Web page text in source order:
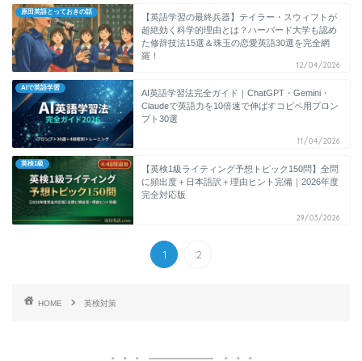
原田英語とっておきの話
【英語学習の最終兵器】テイラー・スウィフトが
超絶効く科学的理由とは？ハーバード大学も認め
た修辞技法15選＆珠玉の恋愛英語30選を完全網
羅！
12/04/2026
AIで英語学習
AI英語学習法完全ガイド｜ChatGPT・Gemini・
Claudeで英語力を10倍速で伸ばすコピペ用プロン
プト30選
11/04/2026
英検1級
【英検1級ライティング予想トピック150問】全問
に頻出度＋日本語訳＋理由ヒント完備｜2026年度
完全対応版
29/03/2026
1 2
HOME 英検対策